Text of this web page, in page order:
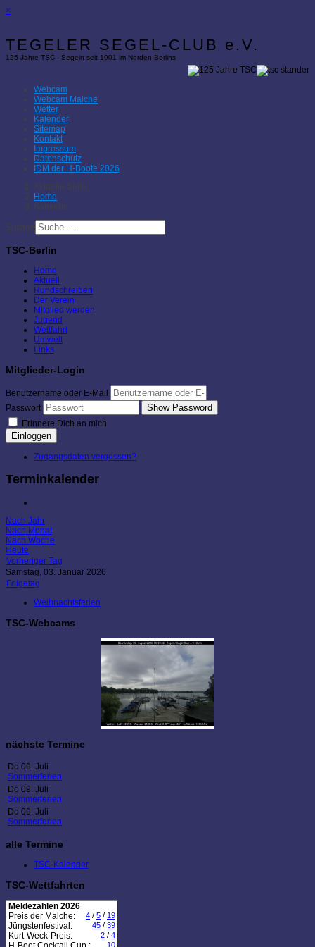
×
TEGELER SEGEL-CLUB e.V.
125 Jahre TSC - Segeln seit 1901 im Norden Berlins
Webcam
Webcam Malche
Wetter
Kalender
Sitemap
Kontakt
Impressum
Datenschutz
IDM der H-Boote 2026
Aktuelle Seite:
Home
Kalender
Suchen
TSC-Berlin
Home
Aktuell
Rundschreiben
Der Verein
Mitglied werden
Jugend
Wettfahrt
Umwelt
Links
Mitglieder-Login
Benutzername oder E-Mail
Passwort
Show Password
Erinnere Dich an mich
Einloggen
Zugangsdaten vergessen?
Terminkalender
Nach Jahr
Nach Monat
Nach Woche
Heute
Vorheriger Tag
Samstag, 03. Januar 2026
Folgetag
Weihnachtsferien
TSC-Webcams
nächste Termine
Do 09. Juli
Sommerferien
Do 09. Juli
Sommerferien
Do 09. Juli
Sommerferien
alle Termine
TSC-Kalender
TSC-Wettfahrten
Meldezahlen 2026
Preis der Malche:
4 / 5 / 19
Jüngstenfestival: 45 / 39
Kurt-Weck-Preis: 2 / 4
10